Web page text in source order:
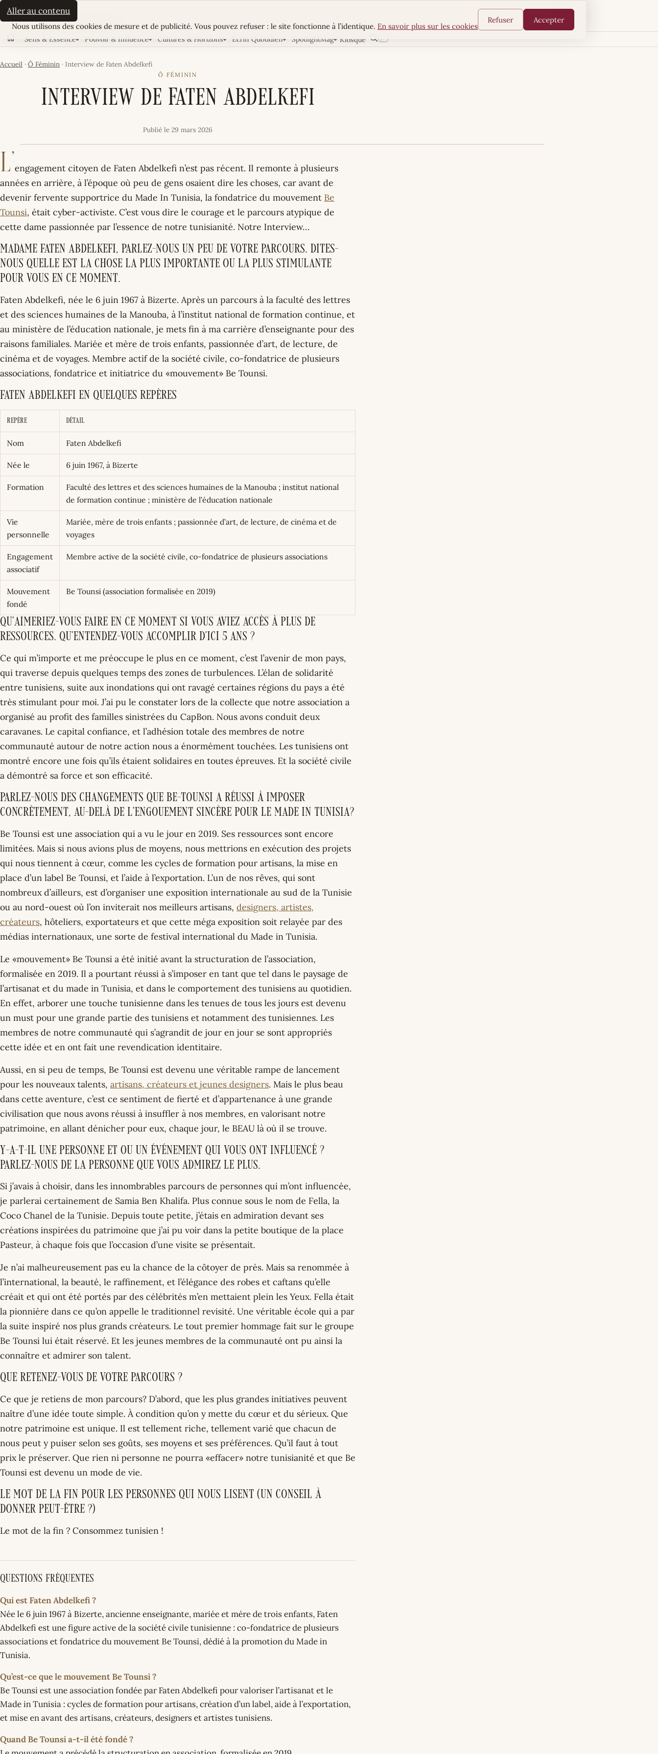
Aller au contenu
La Sultane
LE MAGAZINE FÉMININ TUNISIEN
AccueilSens & Essence Pouvoir & Influence Cultures & Horizons Écrin Quotidien SpotlightMag Kiosque Rechercher
Accueil · Ô Féminin · Interview de Faten Abdelkefi
Ô FÉMININ
Interview de Faten Abdelkefi
Publié le 29 mars 2026
L’engagement citoyen de Faten Abdelkefi n’est pas récent. Il remonte à plusieurs
années en arrière, à l’époque où peu de gens osaient dire les choses, car avant de
devenir fervente supportrice du Made In Tunisia, la fondatrice du mouvement Be
Tounsi, était cyber-activiste. C’est vous dire le courage et le parcours atypique de
cette dame passionnée par l’essence de notre tunisianité. Notre Interview…
Madame Faten Abdelkefi, parlez-nous un peu de votre parcours. Dites-
nous quelle est la chose la plus importante ou la plus stimulante
pour vous en ce moment.
Faten Abdelkefi, née le 6 juin 1967 à Bizerte. Après un parcours à la faculté des lettres
et des sciences humaines de la Manouba, à l’institut national de formation continue, et
au ministère de l’éducation nationale, je mets fin à ma carrière d’enseignante pour des
raisons familiales. Mariée et mère de trois enfants, passionnée d’art, de lecture, de
cinéma et de voyages. Membre actif de la société civile, co-fondatrice de plusieurs
associations, fondatrice et initiatrice du «mouvement» Be Tounsi.
Faten Abdelkefi en quelques repères
Repère Détail
Nom Faten Abdelkefi
Née le 6 juin 1967, à Bizerte
Formation
Faculté des lettres et des sciences humaines de la Manouba ; institut national
de formation continue ; ministère de l’éducation nationale
Vie
personnelle
Mariée, mère de trois enfants ; passionnée d’art, de lecture, de cinéma et de
voyages
Engagement
associatif
Membre active de la société civile, co-fondatrice de plusieurs associations
Mouvement
fondé
Be Tounsi (association formalisée en 2019)
Qu’aimeriez-vous faire en ce moment si vous aviez accès à plus de
ressources. Qu’entendez-vous accomplir d’ici 5 ans ?
Ce qui m’importe et me préoccupe le plus en ce moment, c’est l’avenir de mon pays,
qui traverse depuis quelques temps des zones de turbulences. L’élan de solidarité
entre tunisiens, suite aux inondations qui ont ravagé certaines régions du pays a été
très stimulant pour moi. J’ai pu le constater lors de la collecte que notre association a
organisé au profit des familles sinistrées du CapBon. Nous avons conduit deux
caravanes. Le capital confiance, et l’adhésion totale des membres de notre
communauté autour de notre action nous a énormément touchées. Les tunisiens ont
montré encore une fois qu’ils étaient solidaires en toutes épreuves. Et la société civile
a démontré sa force et son efficacité.
Parlez-nous des changements que Be-Tounsi a réussi à imposer
concrètement, au-delà de l’engouement sincère pour le made in Tunisia?
Be Tounsi est une association qui a vu le jour en 2019. Ses ressources sont encore
limitées. Mais si nous avions plus de moyens, nous mettrions en exécution des projets
qui nous tiennent à cœur, comme les cycles de formation pour artisans, la mise en
place d’un label Be Tounsi, et l’aide à l’exportation. L’un de nos rêves, qui sont
nombreux d’ailleurs, est d’organiser une exposition internationale au sud de la Tunisie
ou au nord-ouest où l’on inviterait nos meilleurs artisans, designers, artistes,
créateurs, hôteliers, exportateurs et que cette méga exposition soit relayée par des
médias internationaux, une sorte de festival international du Made in Tunisia.
Le «mouvement» Be Tounsi a été initié avant la structuration de l’association,
formalisée en 2019. Il a pourtant réussi à s’imposer en tant que tel dans le paysage de
l’artisanat et du made in Tunisia, et dans le comportement des tunisiens au quotidien.
En effet, arborer une touche tunisienne dans les tenues de tous les jours est devenu
un must pour une grande partie des tunisiens et notamment des tunisiennes. Les
membres de notre communauté qui s’agrandit de jour en jour se sont appropriés
cette idée et en ont fait une revendication identitaire.
Aussi, en si peu de temps, Be Tounsi est devenu une véritable rampe de lancement
pour les nouveaux talents, artisans, créateurs et jeunes designers. Mais le plus beau
dans cette aventure, c’est ce sentiment de fierté et d’appartenance à une grande
civilisation que nous avons réussi à insuffler à nos membres, en valorisant notre
patrimoine, en allant dénicher pour eux, chaque jour, le BEAU là où il se trouve.
Y-a-t-il une personne et ou un événement qui vous ont influencé ?
Parlez-nous de la personne que vous admirez le plus.
Si j’avais à choisir, dans les innombrables parcours de personnes qui m’ont influencée,
je parlerai certainement de Samia Ben Khalifa. Plus connue sous le nom de Fella, la
Coco Chanel de la Tunisie. Depuis toute petite, j’étais en admiration devant ses
créations inspirées du patrimoine que j’ai pu voir dans la petite boutique de la place
Pasteur, à chaque fois que l’occasion d’une visite se présentait.
Je n’ai malheureusement pas eu la chance de la côtoyer de près. Mais sa renommée à
l’international, la beauté, le raffinement, et l’élégance des robes et caftans qu’elle
créait et qui ont été portés par des célébrités m’en mettaient plein les Yeux. Fella était
la pionnière dans ce qu’on appelle le traditionnel revisité. Une véritable école qui a par
la suite inspiré nos plus grands créateurs. Le tout premier hommage fait sur le groupe
Be Tounsi lui était réservé. Et les jeunes membres de la communauté ont pu ainsi la
connaître et admirer son talent.
Que retenez-vous de votre parcours ?
Ce que je retiens de mon parcours? D’abord, que les plus grandes initiatives peuvent
naître d’une idée toute simple. À condition qu’on y mette du cœur et du sérieux. Que
notre patrimoine est unique. Il est tellement riche, tellement varié que chacun de
nous peut y puiser selon ses goûts, ses moyens et ses préférences. Qu’il faut à tout
prix le préserver. Que rien ni personne ne pourra «effacer» notre tunisianité et que Be
Tounsi est devenu un mode de vie.
Le mot de la fin pour les personnes qui nous lisent (un conseil à
donner peut-être ?)
Le mot de la fin ? Consommez tunisien !
Questions fréquentes
Qui est Faten Abdelkefi ?
Née le 6 juin 1967 à Bizerte, ancienne enseignante, mariée et mère de trois enfants, Faten
Abdelkefi est une figure active de la société civile tunisienne : co-fondatrice de plusieurs
associations et fondatrice du mouvement Be Tounsi, dédié à la promotion du Made in
Tunisia.
Qu’est-ce que le mouvement Be Tounsi ?
Be Tounsi est une association fondée par Faten Abdelkefi pour valoriser l’artisanat et le
Made in Tunisia : cycles de formation pour artisans, création d’un label, aide à l’exportation,
et mise en avant des artisans, créateurs, designers et artistes tunisiens.
Quand Be Tounsi a-t-il été fondé ?
Cookies
Nous utilisons des cookies de mesure et de publicité. Vous pouvez refuser : le site fonctionne à l’identique. En savoir plus sur les cookies
Refuser Accepter